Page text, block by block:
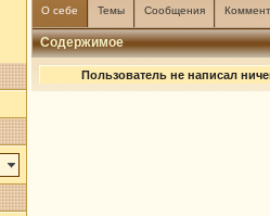
О себе Темы Сообщения
Содержимое
Пользователь не написал